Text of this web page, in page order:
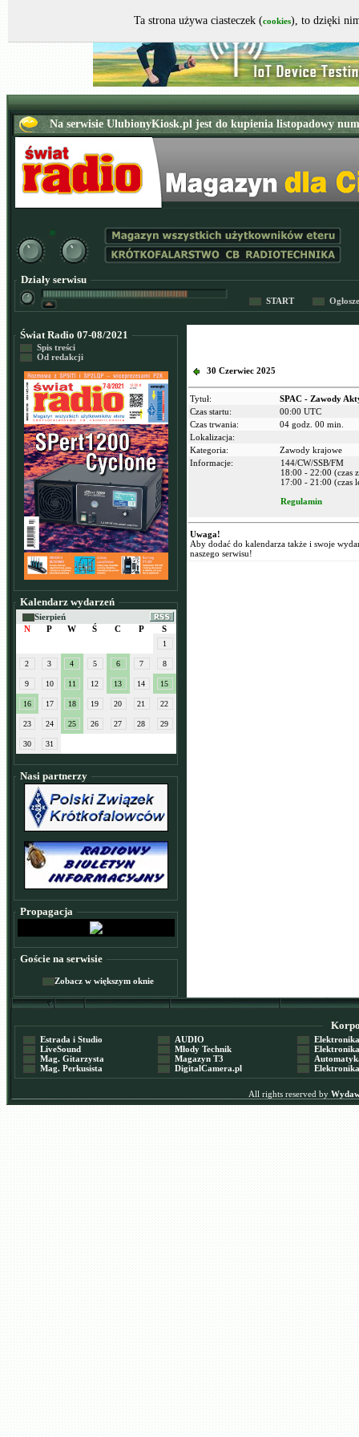
Działy serwisu
START
Świat Radio 07-08/2021
Spis treści
Od redakcji
Kalendarz wydarzeń
Sierpień
N
P W Ś C P S
1
2 3 4 5 6 7 8
9 10 11 12 13 14 15
16 17 18 19 20 21 22
23 24 25 26 27 28 29
30 31
Nasi partnerzy
Propagacja
Goście na serwisie
Zobacz w większym oknie
30 Czerwiec 2025
Tytuł:
SPAC - Zawody
Czas startu:
00:00 UTC
Czas trwania:
04 godz. 00 min.
Lokalizacja:
Kategoria:
Zawody krajowe
Informacje:
144/CW/SSB/FM
18:00 - 22:00 (czas
17:00 - 21:00 (czas
Regulamin
Uwaga!
Aby dodać do kalendarza także i swoje
naszego serwisu!
Estrada i Studio
LiveSound
Mag. Gitarzysta
Mag. Perkusista
AUDIO
Młody Technik
Magazyn T3
DigitalCamera.pl
Elektronika
Elektronika
Automatyka
Elektronika
All rights reserved by
Ta strona używa ciasteczek (cookies), to dzięki